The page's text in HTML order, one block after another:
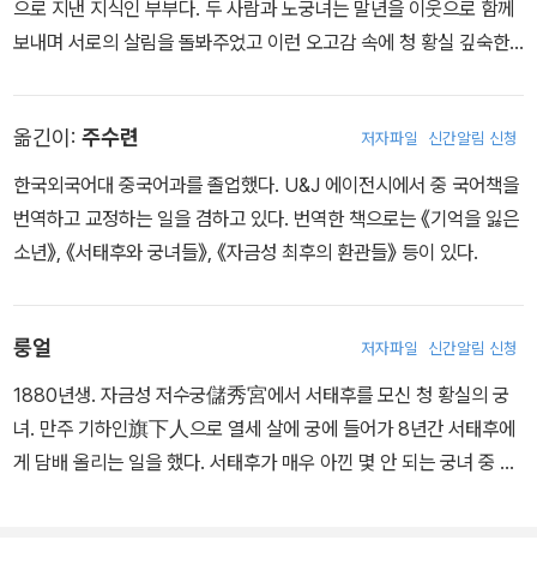
하지만 제2차 세계대전의 패전을 앞둔 일본에서의 생활은 큰아들이
심각한 영양실조로 불구가 되는 아픔을 남긴 채 끝나버리고 말았다.
에 문학교사로 부임하면서 생활은 안정을 되찾았다. 하지만 남편 진
이가 콩팥수술 후유증으로 요양에 들어가는 바람에 두 사람은 가정일
을 도와줄 사람이 필요했고, 지인의 소개로 노궁녀 룽얼과 첫 인연을
맺게 된다. 선이링이 직장생활을 하는 동안 노궁녀가 살림을 돌보고
남편 진이의 말 상대가 되어주었다. 노궁녀를 ‘허 아주머님’이라 불렀
대화는 오래 지속되었다. 진이·선이링 부부는 이때의 이야기를 틈틈
이 기록으로 남겨 나중에 책의 토대로 삼았다. 진이는 1950년대 초
에 고전문학에 대한 오랜 연구와 조예를 인정받아 란저우 사범대학에
서 강의를 하기도 했다. 그의 뛰어난 문학적 조예와 비상한 기억력은
으로 지낸 지식인 부부다. 두 사람과 노궁녀는 말년을 이웃으로 함께
보내며 서로의 살림을 돌봐주었고 이런 오고감 속에 청 황실 깊숙한
과에서 처음 만났고, 대학도서관에서 많은 시간을 보내며 가까워진
학구파다. 1940년대 초반 결혼하고 대학을 졸업한 둘은 해방 전의
베이징에서 궁핍한 신혼생활을 이어나갔다. 곧 지도교수의 배려로 진
이가 히로시마대학 문리과대 교수로 초빙되면서 일본으로 건너갔다.
심각한 영양실조로 불구가 되는 아픔을 남긴 채 끝나버리고 말았다.
귀국 후 1947년 진이는 베이징 제2중학, 선이링은 베이징 제25중학
이가 콩팥수술 후유증으로 요양에 들어가는 바람에 두 사람은 가정일
을 도와줄 사람이 필요했고, 지인의 소개로 노궁녀 룽얼과 첫 인연을
맺게 된다. 선이링이 직장생활을 하는 동안 노궁녀가 살림을 돌보고
옮긴이: 주수련 저자파일 신간알림 신청
한국외국어대 중국어과를 졸업했다. U&J 에이전시에서 중 국어책을
번역하고 교정하는 일을 겸하고 있다. 번역한 책으로는 《기억을 잃은
소년》, 《서태후와 궁녀들》, 《자금성 최후의 환관들》 등이 있다.
룽얼 저자파일 신간알림 신청
1880년생. 자금성 저수궁儲秀宮에서 서태후를 모신 청 황실의 궁
녀. 만주 기하인旗下人으로 열세 살에 궁에 들어가 8년간 서태후에
게 담배 올리는 일을 했다. 서태후가 매우 아낀 몇 안 되는 궁녀 중 하